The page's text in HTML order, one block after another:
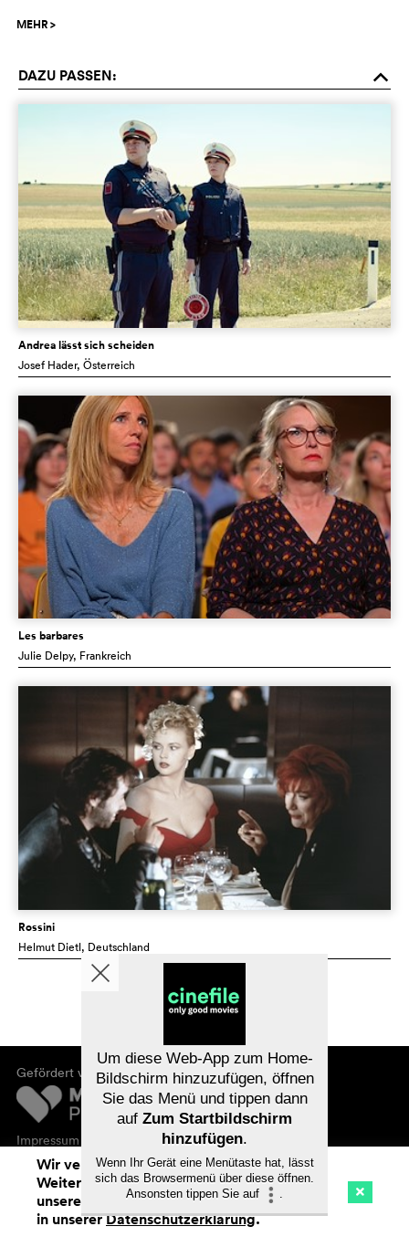
Kino Streaming Watchlist (
MEHR>
DAZU PASSEN: o
Andrea lässt sich scheiden
Josef Hader, Österreich
Les barbares
Julie Delpy, Frankreich
Rossini
Helmut Dietl, Deutschland
Gefördert von
Impressum
Datenschutz
Wir verwenden Cookies. Mit dem
Weitersurfen auf cinefile.ch stimmen Sie
unserer Cookie-Nutzung zu. Mehr Infos
in unsererDatenschutzerklärung.
Um diese Web-App zum Home-
Bildschirm hinzuzufügen, öffnen
Sie das Menü und tippen dann
auf Zum Startbildschirm
hinzufügen.
Wenn Ihr Gerät eine Menütaste hat, lässt
sich das Browsermenü über diese öffnen.
Ansonsten tippen Sie auf
.